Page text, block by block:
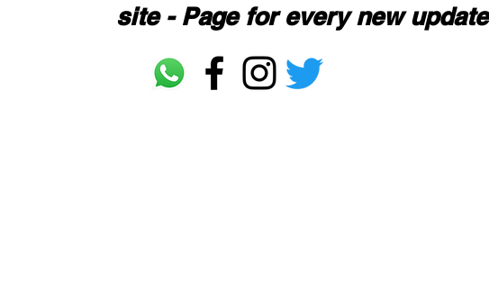
site - Page for every new update